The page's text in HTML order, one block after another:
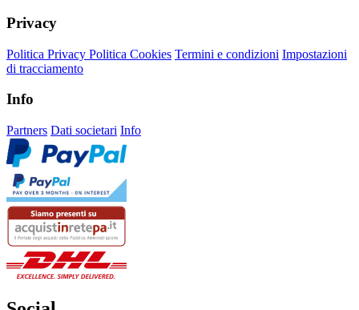
Privacy
Politica Privacy Politica Cookies Termini e condizioni Impostazioni
di tracciamento
Info
Partners Dati societari Info